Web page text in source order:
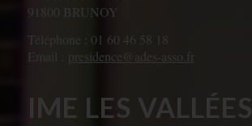
91800 BRUNOY
Téléphone : 01 60 46 58 18
Email : presidence@ades-asso.fr
IME LES VALLÉES